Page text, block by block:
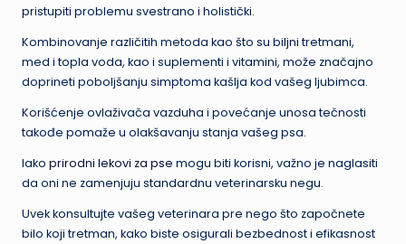
pristupiti problemu svestrano i holistički.
Kombinovanje različitih metoda kao što su biljni tretmani,
med i topla voda, kao i suplementi i vitamini, može značajno
doprineti poboljšanju simptoma kašlja kod vašeg ljubimca.
Korišćenje ovlaživača vazduha i povećanje unosa tečnosti
takođe pomaže u olakšavanju stanja vašeg psa.
Iako prirodni lekovi za pse mogu biti korisni, važno je naglasiti
da oni ne zamenjuju standardnu veterinarsku negu.
Uvek konsultujte vašeg veterinara pre nego što započnete
bilo koji tretman, kako biste osigurali bezbednost i efikasnost